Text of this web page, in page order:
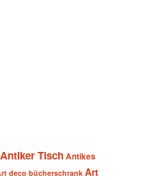
Antiker TischAntikes
deco bücherschrank Art